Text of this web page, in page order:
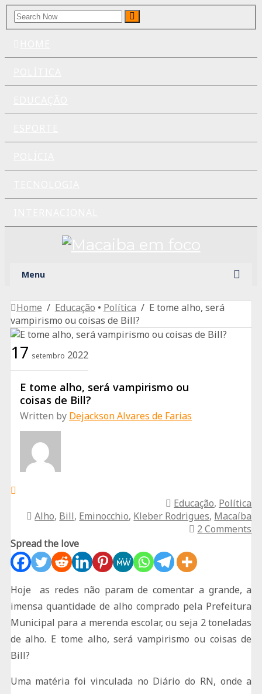
Search
for:
Search
Menu
Home / Educação • Política / E tome alho, será
vampirismo ou coisas de Bill?
17 setembro 2022
E tome alho, será vampirismo ou
coisas de Bill?
Written by Dejackson Alvares de Farias
Educação, Política
Alho, Bill, Eminocchio, Kleber Rodrigues, Macaíba
2 Comments
Spread the love
Hoje as redes não param de comentar a grande, a
imensa quantidade de alho comprado pela Prefeitura
Municipal para a merenda escolar, ou seja 2 toneladas
de alho. E tome alho, será vampirismo ou coisas de
Bill?
Uma matéria foi vinculada no Diário do RN, onde a